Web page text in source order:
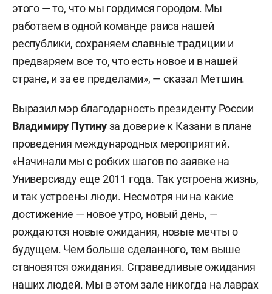
этого — то, что мы гордимся городом. Мы
работаем в одной команде раиса нашей
республики, сохраняем славные традиции и
предваряем все то, что есть новое и в нашей
стране, и за ее пределами», — сказал Метшин.
Выразил мэр благодарность президенту России
Владимиру Путинуза доверие к Казани в плане
проведения международных мероприятий.
«Начинали мы с робких шагов по заявке на
Универсиаду еще 2011 года. Так устроена жизнь,
и так устроены люди. Несмотря ни на какие
достижение — новое утро, новый день, —
рождаются новые ожидания, новые мечты о
будущем. Чем больше сделанного, тем выше
становятся ожидания. Справедливые ожидания
наших людей. Мы в этом зале никогда на лаврах